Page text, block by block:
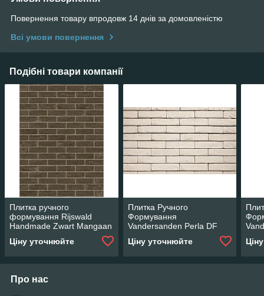
Повернення товару впродовж 14 днів за домовленістю
Всі умови повернення
Подібні товари компанії
Плитка ручного
формування Rijswald
Handmade Zwart Mangaan
Ціну уточнюйте
Плитка Ручного
Формування
Vandersanden Perla DF
Ціну уточнюйте
Про нас